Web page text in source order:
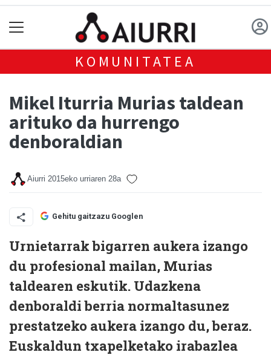
KOMUNITATEA
Mikel Iturria Murias taldean
arituko da hurrengo
denboraldian
Aiurri 2015eko urriaren 28a
Gehitu gaitzazu Googlen
Urnietarrak bigarren aukera izango
du profesional mailan, Murias
taldearen eskutik. Udazkena
denboraldi berria normaltasunez
prestatzeko aukera izango du, beraz.
Euskaldun txapelketako irabazlea